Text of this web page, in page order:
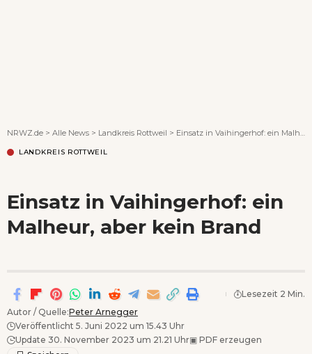
NRWZ.de > Alle News > Landkreis Rottweil > Einsatz in Vaihingerhof: ein Malheur, aber kein Brand
LANDKREIS ROTTWEIL
Einsatz in Vaihingerhof: ein
Malheur, aber kein Brand
Autor / Quelle:Peter Arnegger
Veröffentlicht 5. Juni 2022 um 15.43 Uhr
Update 30. November 2023 um 21.21 Uhr▣ PDF erzeugen
Lesezeit 2 Min.